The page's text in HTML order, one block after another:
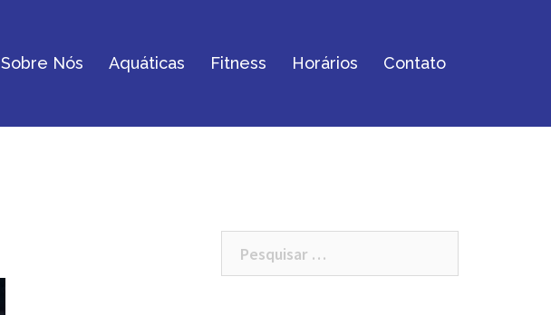
Sobre Nós Aquáticas Fitness Horários Contato
Pesquisar
por: